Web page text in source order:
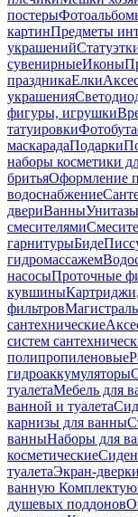
постеры
картинПредметы
украшений
сувенирныеИконы
праздникаЕлки
украшения
фигуры, игрушки
татуировки
маскарадаПодарки
наборы косметики
бритьяОформление
водоснабжение
двериВанныУнитазы
смесителями
гарнитурыБиде
гидромассажем
насосыПроточные
кувшины
фильтров
сантехнические
систем
полипропиленовые
гидроаккумуляторы
туалетаМебель для
ванной и туалета
карнизы для ванны
ванныНаборы для
косметические
туалетаЭкран-
ванную
душевых поддонов